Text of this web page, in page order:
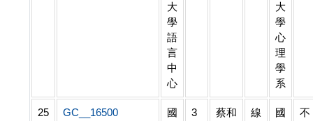
大
學
語
言
中
心
大
學
心
理
學
系
25
GC__16500
國
3
蔡和
線
國
不